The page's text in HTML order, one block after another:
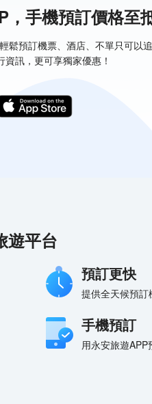
手機預訂價格至
鬆預訂機票、酒店、不單只可以
訊，更可享獨家優惠！
平台
預訂更快
提供全天候預
手機預訂
用永安旅遊